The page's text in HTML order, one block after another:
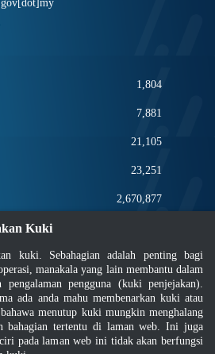
1,804
7,881
21,105
23,251
2,670,877
dan Pembinaan
dan Keselamatan Pekerjaan
Kuki
kuki. Sebahagian adalah penting bagi
manakala yang lain membantu dalam
pengguna (kuki penjejakan).
ada anda mahu membenarkan kuki atau
menutup kuki mungkin menghalang
bahagian tertentu di laman web. Ini juga
pada laman web ini tidak akan berfungsi